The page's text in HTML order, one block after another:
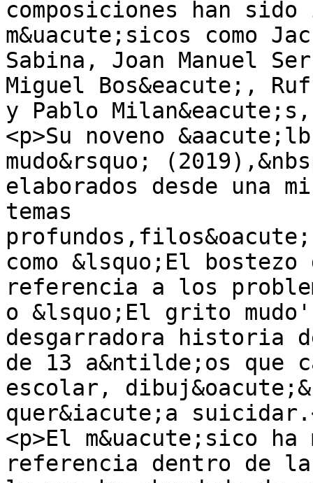
composiciones han
m&uacute;sicos como
Sabina, Joan Manuel
Miguel Bos&eacute;,
y Pablo
<p>Su noveno
mudo&rsquo;
elaborados desde una
temas
como &lsquo;El
referencia a los
o &lsquo;El grito
desgarradora historia
de 13 a&ntilde;os que
escolar,
quer&iacute;a
<p>El m&uacute;sico
referencia dentro de la